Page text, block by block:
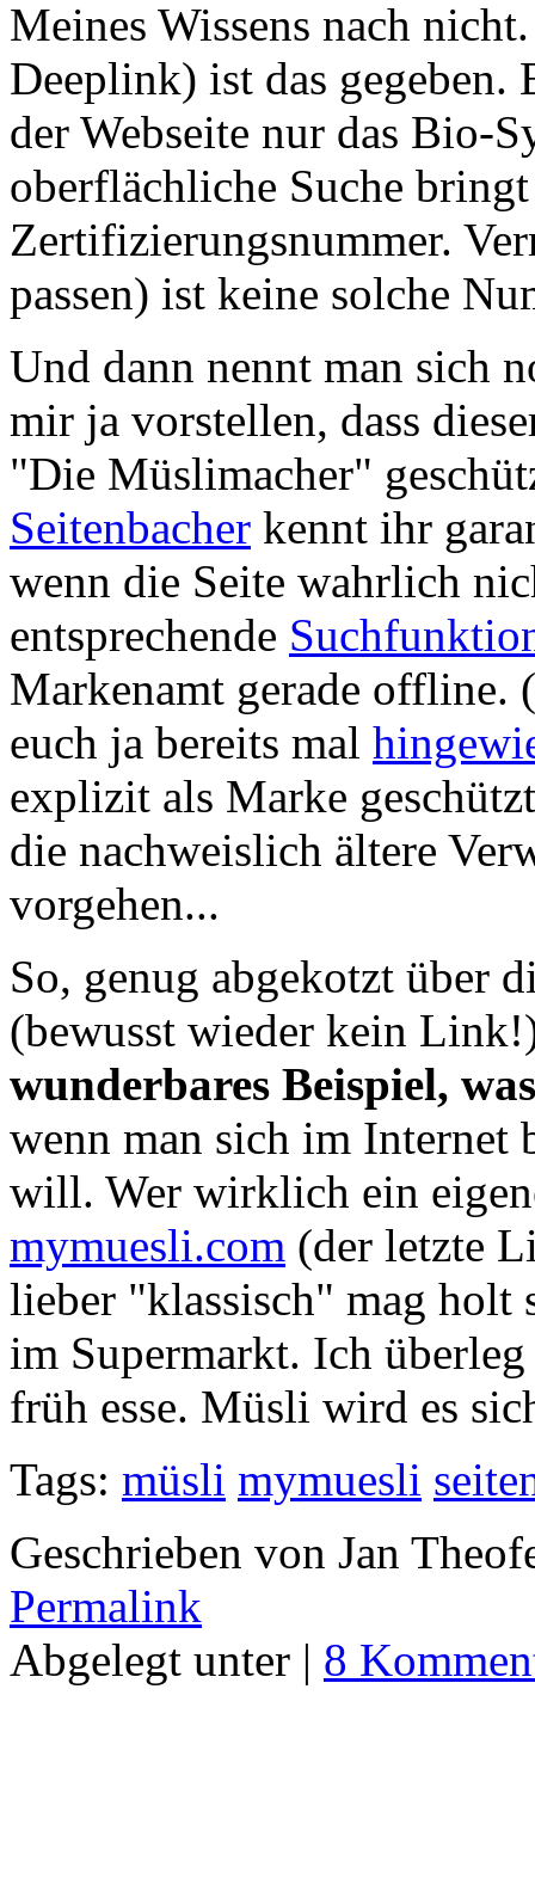
Meines Wissens nach
Deeplink) ist das gegeben.
der Webseite nur das Bio-
oberflächliche Suche
Zertifizierungsnummer.
passen) ist keine solche
Und dann nennt man sich
mir ja vorstellen, dass
"Die Müslimacher"
Seitenbacher kennt ihr
wenn die Seite wahrlich
entsprechende
Markenamt gerade offline.
euch ja bereits mal
explizit als Marke
die nachweislich ältere
vorgehen...
So, genug abgekotzt über
(bewusst wieder kein
wunderbares Beispiel,
wenn man sich im Internet
will. Wer wirklich ein
mymuesli.com (der letzte
lieber "klassisch" mag holt
im Supermarkt. Ich
früh esse. Müsli wird es
Tags: müsli mymuesli
Geschrieben von Jan
Permalink
Abgelegt unter | 8